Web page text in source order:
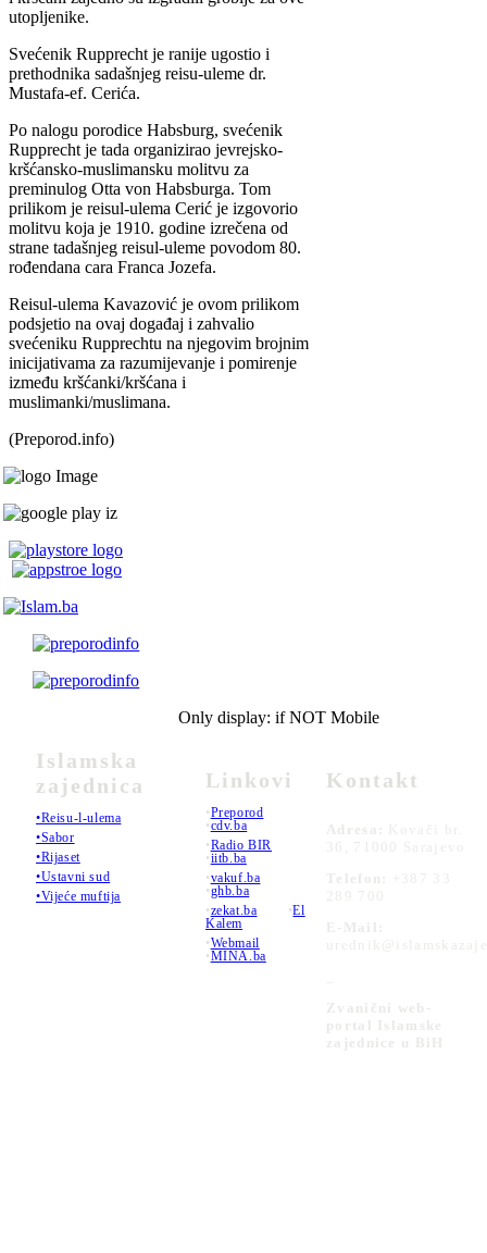
utopljenike.
Svećenik Rupprecht je ranije ugostio i
prethodnika sadašnjeg reisu-uleme dr.
Mustafa-ef. Cerića.
Po nalogu porodice Habsburg, svećenik
Rupprecht je tada organizirao jevrejsko-
kršćansko-muslimansku molitvu za
preminulog Otta von Habsburga. Tom
prilikom je reisul-ulema Cerić je izgovorio
molitvu koja je 1910. godine izrečena od
strane tadašnjeg reisul-uleme povodom 80.
rođendana cara Franca Jozefa.
Reisul-ulema Kavazović je ovom prilikom
podsjetio na ovaj događaj i zahvalio
svećeniku Rupprechtu na njegovim brojnim
inicijativama za razumijevanje i pomirenje
između kršćanki/kršćana i
muslimanki/muslimana.
(Preporod.info)
Islamska
zajednica
•Reisu-l-ulema
•Sabor
•Rijaset
•Ustavni sud
•Vijeće muftija
Only display: if NOT Mobile
Linkovi
•Preporod
•cdv.ba
•Radio BIR
•iitb.ba
•vakuf.ba
•ghb.ba
•zekat.ba •El
Kalem
•Webmail
•MINA.ba
Kontakt
Adresa:
Kovači br.
36, 71000 Sarajevo
Telefon:
+387 33
289 700
E-Mail:
Zvanični web-
portal Islamske
zajednice u BiH